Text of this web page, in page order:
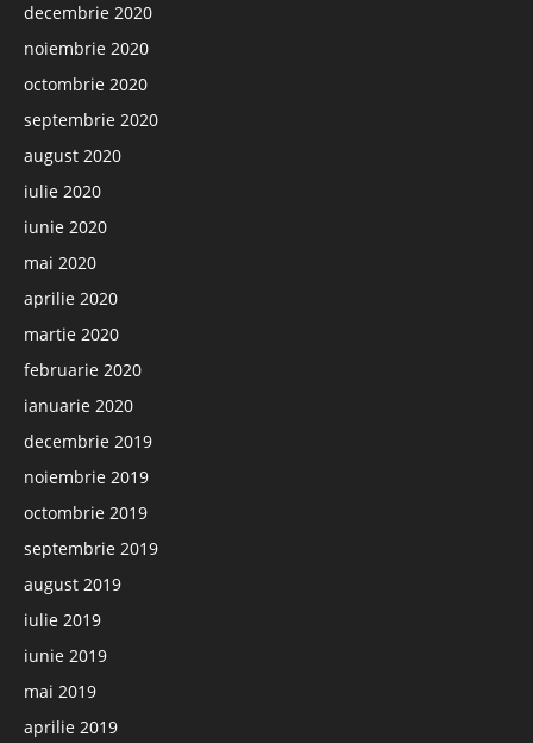
decembrie 2020
noiembrie 2020
octombrie 2020
septembrie 2020
august 2020
iulie 2020
iunie 2020
mai 2020
aprilie 2020
martie 2020
februarie 2020
ianuarie 2020
decembrie 2019
noiembrie 2019
octombrie 2019
septembrie 2019
august 2019
iulie 2019
iunie 2019
mai 2019
aprilie 2019